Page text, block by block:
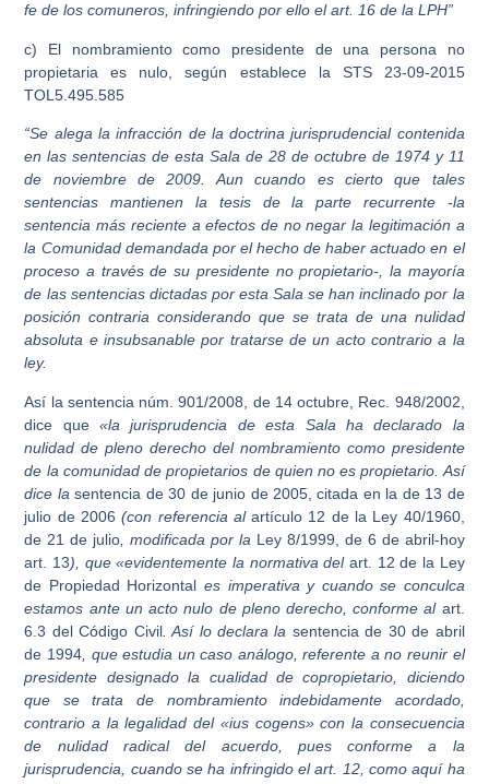
fe de los comuneros, infringiendo por ello el art. 16 de la LPH”
c) El nombramiento como presidente de una persona no
propietaria es nulo, según establece la STS 23-09-2015
TOL5.495.585
“Se alega la infracción de la doctrina jurisprudencial contenida
en las sentencias de esta Sala de 28 de octubre de 1974 y 11
de noviembre de 2009. Aun cuando es cierto que tales
sentencias mantienen la tesis de la parte recurrente -la
sentencia más reciente a efectos de no negar la legitimación a
la Comunidad demandada por el hecho de haber actuado en el
proceso a través de su presidente no propietario-, la mayoría
de las sentencias dictadas por esta Sala se han inclinado por la
posición contraria considerando que se trata de una nulidad
absoluta e insubsanable por tratarse de un acto contrario a la
ley.
Así la sentencia núm. 901/2008, de 14 octubre, Rec. 948/2002,
dice que«la jurisprudencia de esta Sala ha declarado la
nulidad de pleno derecho del nombramiento como presidente
de la comunidad de propietarios de quien no es propietario. Así
dice la sentencia de 30 de junio de 2005, citada en la de 13 de
julio de 2006(con referencia alartículo 12 de la Ley 40/1960,
de 21 de julio , modificada por la Ley 8/1999, de 6 de abril-hoy
art. 13), que «evidentemente la normativa delart. 12 de la Ley
de Propiedad Horizontal es imperativa y cuando se conculca
estamos ante un acto nulo de pleno derecho, conforme alart.
6.3 del Código Civil. Así lo declara la sentencia de 30 de abril
de 1994, que estudia un caso análogo, referente a no reunir el
presidente designado la cualidad de copropietario, diciendo
que se trata de nombramiento indebidamente acordado,
contrario a la legalidad del «ius cogens» con la consecuencia
de nulidad radical del acuerdo, pues conforme a la
jurisprudencia, cuando se ha infringido el art. 12, como aquí ha